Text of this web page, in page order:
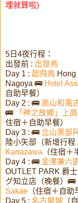
埋就算啦)
5日4夜行程：
出發前 : 出發鳥
Day 1 : 起飛鳥
Nagoya 🚌 Hotel
自助早餐）
Day 2 : 🚌 高山和風
🚌
「神之故鄉」上
住宿＋自助早餐）
Day 3 : 🚌 立山黑部
陸小矢部（新增行
Kanazawa （住宿＋
Day 4 : 🚌 金澤兼六
OUTLET PARK 爵
グ知立店（晚餐）🚌
Sakae （住宿＋自助
Day 5 : 名古屋城 （